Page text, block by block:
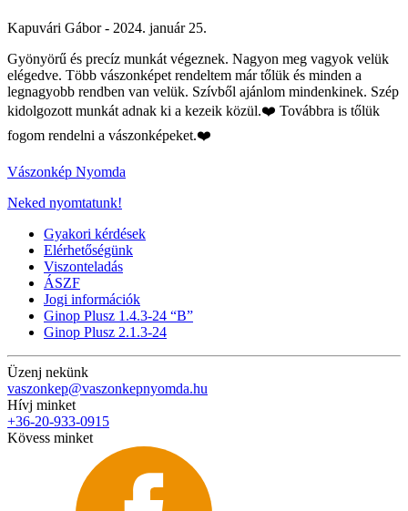
Kapuvári Gábor - 2024. január 25.
Gyönyörű és precíz munkát végeznek. Nagyon meg vagyok velük
elégedve. Több vászonképet rendeltem már tőlük és minden a
legnagyobb rendben van velük. Szívből ajánlom mindenkinek. Szép
kidolgozott munkát adnak ki a kezeik közül.❤️ Továbbra is tőlük
fogom rendelni a vászonképeket.❤️
Vászonkép Nyomda
Neked nyomtatunk!
Gyakori kérdések
Elérhetőségünk
Viszonteladás
ÁSZF
Jogi információk
Ginop Plusz 1.4.3-24 “B”
Ginop Plusz 2.1.3-24
Üzenj nekünk
vaszonkep@vaszonkepnyomda.hu
Hívj minket
+36-20-933-0915
Kövess minket